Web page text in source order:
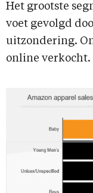
Het grootste
voet gevolgd
uitzondering.
online verkocht.